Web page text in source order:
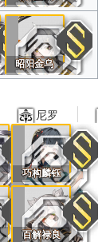
昭阳金乌
尼罗
巧构麟钰
百解禄良